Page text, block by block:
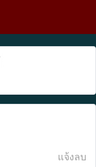
แจ้งลบ